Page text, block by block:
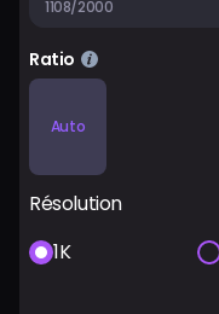
1108/2000
Ratio
Auto
Résolution
1K